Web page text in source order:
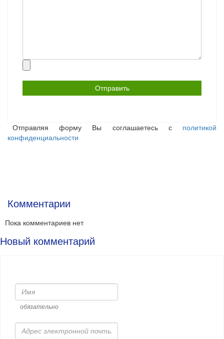
Отправляя форму Вы соглашаетесь с политикой
конфиденциальности
Комментарии
Пока комментариев нет
Новый комментарий
Имя
обязательно
Адрес
электронной